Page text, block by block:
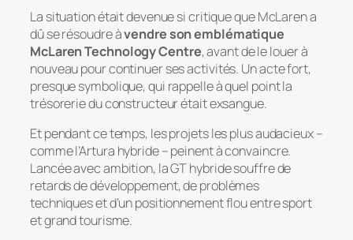
La situation était devenue si critique que McLaren a
dû se résoudre àvendre son emblématique
McLaren Technology Centre, avant de le louer à
nouveau pour continuer ses activités. Un acte fort,
presque symbolique, qui rappelle à quel point la
trésorerie du constructeur était exsangue.
Et pendant ce temps, les projets les plus audacieux –
comme l’Artura hybride – peinent à convaincre.
Lancée avec ambition, la GT hybride souffre de
retards de développement, de problèmes
techniques et d’un positionnement flou entre sport
et grand tourisme.